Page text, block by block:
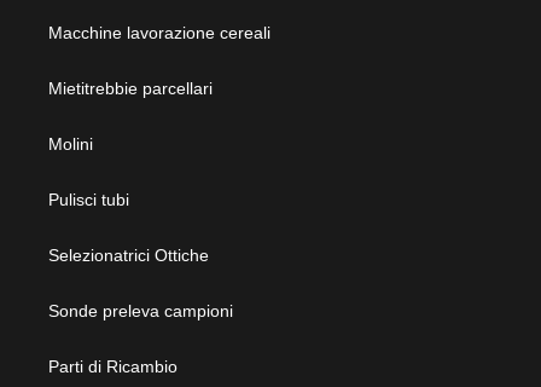
Macchine lavorazione cereali
Mietitrebbie parcellari
Molini
Pulisci tubi
Selezionatrici Ottiche
Sonde preleva campioni
Parti di Ricambio